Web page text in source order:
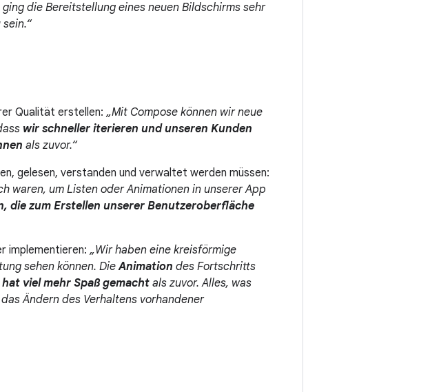
die Bereitstellung eines neuen Bildschirms sehr
Qualität erstellen: „Mit Compose können wir neue
wir schneller iterieren und unseren Kunden
als zuvor.“
gelesen, verstanden und verwaltet werden müssen:
waren, um Listen oder Animationen in unserer App
die zum Erstellen unserer Benutzeroberfläche
implementieren: „Wir haben eine kreisförmige
sehen können. DieAnimation des Fortschritts
viel mehr Spaß gemacht als zuvor. Alles, was
Ändern des Verhaltens vorhandener